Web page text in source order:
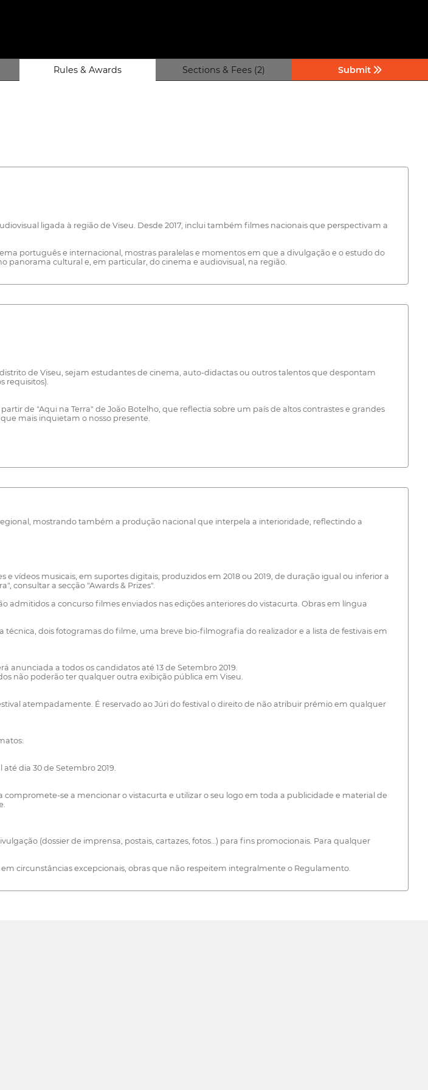
Rules & Awards Sections & Fees (2) Submit
ligada à região de Viseu. Desde 2017, inclui também filmes nacionais que perspectivam a
português e internacional, mostras paralelas e momentos em que a divulgação e o estudo do
panorama cultural e, em particular, do cinema e audiovisual, na região.
de Viseu, sejam estudantes de cinema, auto-didactas ou outros talentos que despontam
requisitos).
de "Aqui na Terra" de João Botelho, que reflectia sobre um país de altos contrastes e grandes
mais inquietam o nosso presente.
mostrando também a produção nacional que interpela a interioridade, reflectindo a
musicais, em suportes digitais, produzidos em 2018 ou 2019, de duração igual ou inferior a
consultar a secção "Awards & Prizes".
a concurso filmes enviados nas edições anteriores do vistacurta. Obras em língua
dois fotogramas do filme, uma breve bio-filmografia do realizador e a lista de festivais em
anunciada a todos os candidatos até 13 de Setembro 2019.
não poderão ter qualquer outra exibição pública em Viseu.
atempadamente. É reservado ao Júri do festival o direito de não atribuir prémio em qualquer
dia 30 de Setembro 2019.
se a mencionar o vistacurta e utilizar o seu logo em toda a publicidade e material de
(dossier de imprensa, postais, cartazes, fotos…) para fins promocionais. Para qualquer
circunstâncias excepcionais, obras que não respeitem integralmente o Regulamento.